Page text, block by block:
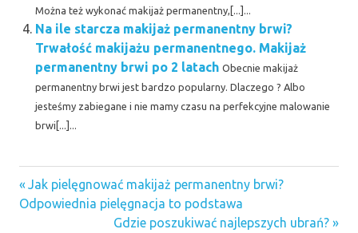
Można też wykonać makijaż permanentny,[...]...
Na ile starcza makijaż permanentny brwi?
Trwałość makijażu permanentnego. Makijaż
permanentny brwi po 2 latach Obecnie makijaż
permanentny brwi jest bardzo popularny. Dlaczego ? Albo
jesteśmy zabiegane i nie mamy czasu na perfekcyjne malowanie
brwi[...]...
jak
pielęgnować
makijaż
Nawigacja
wpisu
Previous
Post:
Jak pielęgnować makijaż permanentny brwi?
Odpowiednia pielęgnacja to podstawa
Next
Gdzie poszukiwać najlepszych ubrań?